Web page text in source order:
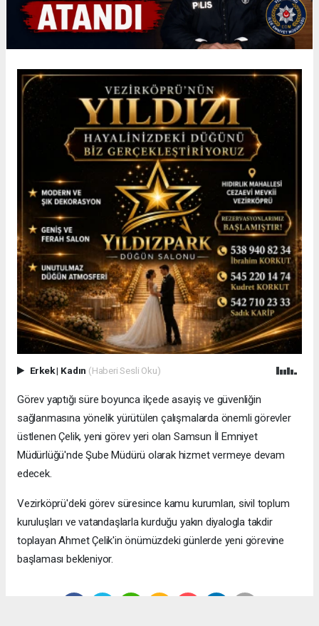
Erkek| Kadın (Haberi Sesli Oku)
Görev yaptığı süre boyunca ilçede asayiş ve güvenliğin
sağlanmasına yönelik yürütülen çalışmalarda önemli görevler
üstlenen Çelik, yeni görev yeri olan Samsun İl Emniyet
Müdürlüğü'nde Şube Müdürü olarak hizmet vermeye devam
edecek.
Vezirköprü'deki görev süresince kamu kurumları, sivil toplum
kuruluşları ve vatandaşlarla kurduğu yakın diyalogla takdir
toplayan Ahmet Çelik'in önümüzdeki günlerde yeni görevine
başlaması bekleniyor.